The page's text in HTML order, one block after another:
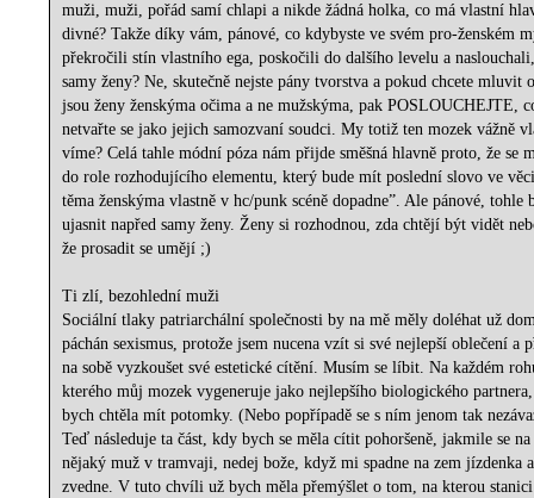
muži, muži, pořád samí chlapi a nikde žádná holka, co má vlastní
divné? Takže díky vám, pánové, co kdybyste ve svém pro-ženském
překročili stín vlastního ega, poskočili do dalšího levelu a
samy ženy? Ne, skutečně nejste pány tvorstva a pokud chcete mluvit
jsou ženy ženskýma očima a ne mužskýma, pak POSLOUCHEJTE,
netvařte se jako jejich samozvaní soudci. My totiž ten mozek vážně
víme? Celá tahle módní póza nám přijde směšná hlavně proto, že se
do role rozhodujícího elementu, který bude mít poslední slovo ve
těma ženskýma vlastně v hc/punk scéně dopadne”. Ale pánové, tohle
ujasnit napřed samy ženy. Ženy si rozhodnou, zda chtějí být vidět
že prosadit se umějí ;)
Ti zlí, bezohlední muži
Sociální tlaky patriarchální společnosti by na mě měly doléhat už
páchán sexismus, protože jsem nucena vzít si své nejlepší oblečení a
na sobě vyzkoušet své estetické cítění. Musím se líbit. Na každém
kterého můj mozek vygeneruje jako nejlepšího biologického
bych chtěla mít potomky. (Nebo popřípadě se s ním jenom tak
Teď následuje ta část, kdy bych se měla cítit pohoršeně, jakmile se
nějaký muž v tramvaji, nedej bože, když mi spadne na zem jízdenka
zvedne. V tuto chvíli už bych měla přemýšlet o tom, na kterou